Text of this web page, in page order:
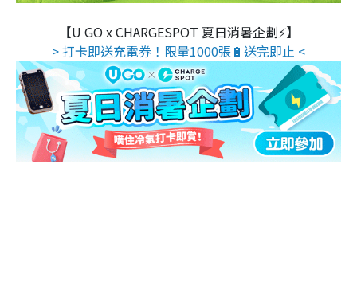
【U GO x CHARGESPOT 夏日消暑企劃⚡】
> 打卡即送充電券！限量1000張🔋送完即止 <